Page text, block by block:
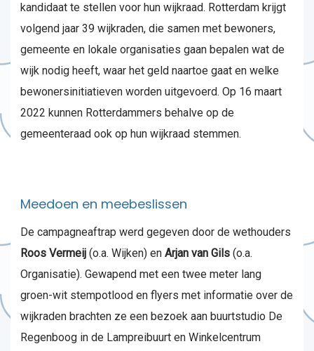
kandidaat te stellen voor hun wijkraad. Rotterdam krijgt
volgend jaar 39 wijkraden, die samen met bewoners,
gemeente en lokale organisaties gaan bepalen wat de
wijk nodig heeft, waar het geld naartoe gaat en welke
bewonersinitiatieven worden uitgevoerd. Op 16 maart
2022 kunnen Rotterdammers behalve op de
gemeenteraad ook op hun wijkraad stemmen.
Meedoen en meebeslissen
De campagneaftrap werd gegeven door de wethouders
Roos Vermeij (o.a. Wijken) en Arjan van Gils (o.a.
Organisatie). Gewapend met een twee meter lang
groen-wit stempotlood en flyers met informatie over de
wijkraden brachten ze een bezoek aan buurtstudio De
Regenboog in de Lampreibuurt en Winkelcentrum